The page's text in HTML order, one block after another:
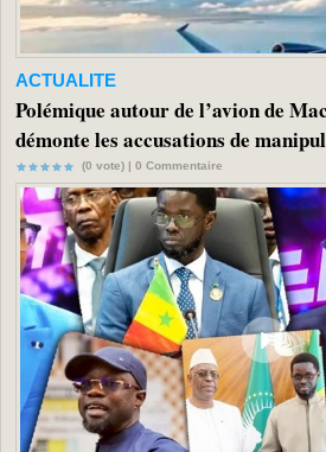
ACTUALITE
Polémique autour de l’avion de
démonte les accusations de
(0 vote) | 0 Commentaire